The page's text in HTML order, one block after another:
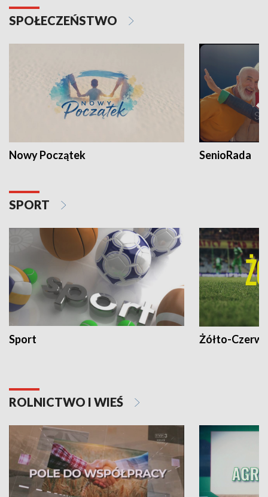
SPOŁECZEŃSTWO
Nowy Początek SenioRada
SPORT
Sport Żółto-
ROLNICTWO I WIEŚ